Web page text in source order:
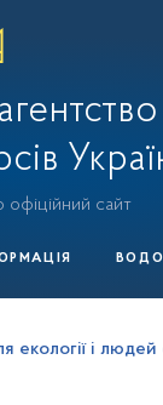
сайт
екології і